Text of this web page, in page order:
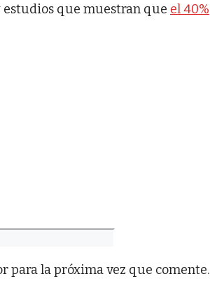
que muestran que el 40%
para la próxima vez que comente.